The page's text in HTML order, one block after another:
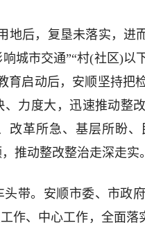
地后，复垦未落实，进
城市交通”“村(社区)以
启动后，安顺坚持把
、力度大，迅速推动整
改革所急、基层所盼
推动整改整治走深走实。
头带。安顺市委、市政
作、中心工作，全面落